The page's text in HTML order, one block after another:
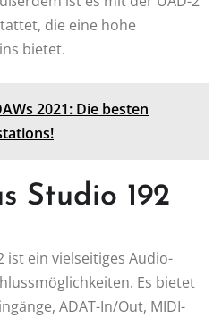
die eine hohe
bietet.
2021: Die besten
Studio 192
ist ein vielseitiges Audio-
Es bietet
ADAT-In/Out, MIDI-